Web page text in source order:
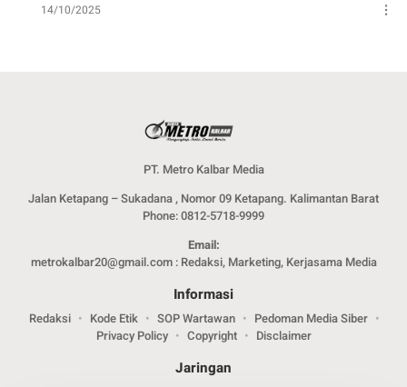
14/10/2025
PT. Metro Kalbar Media
Jalan Ketapang – Sukadana , Nomor 09 Ketapang. Kalimantan Barat
Phone: 0812-5718-9999
Email:
metrokalbar20@gmail.com : Redaksi, Marketing, Kerjasama Media
Informasi
Redaksi Kode Etik SOP Wartawan
Pedoman Media Siber
Privacy Policy
Copyright Disclaimer
Jaringan